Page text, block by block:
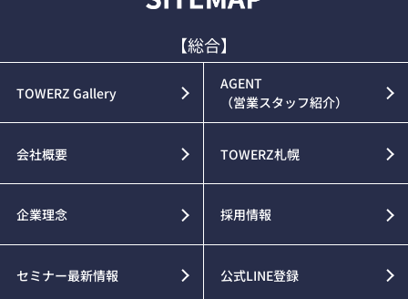
【総合】
TOWERZ Gallery
AGENT
（営業スタッフ紹介）
会社概要 TOWERZ札幌
企業理念 採用情報
セミナー最新情報 公式LINE登録